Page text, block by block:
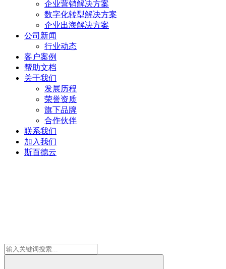
企业营销解决方案
数字化转型解决方案
企业出海解决方案
公司新闻
行业动态
客户案例
帮助文档
关于我们
发展历程
荣誉资质
旗下品牌
合作伙伴
联系我们
加入我们
斯百德云